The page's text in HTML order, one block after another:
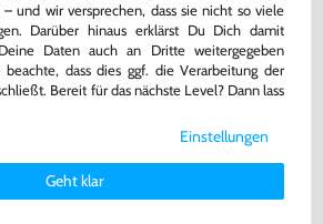
nur22,99 €
Warenkorb
ANDERE DAZU
und wir versprechen, dass sie nicht so viele
Darüber hinaus erklärst Du Dich damit
Daten auch an Dritte weitergegeben
dass dies ggf. die Verarbeitung der
Bereit für das nächste Level? Dann lass
zu den von uns verwendeten Cookies und
Nutzer findest Du in unsererDaten­schutz­
Impressum.
Einstellungen
Geht klar